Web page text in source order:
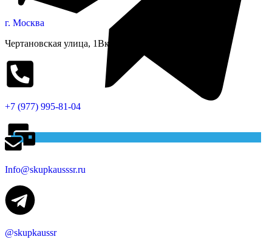
г. Москва
Чертановская улица, 1Вк1
+7 (977) 995-81-04
Info@skupkausssr.ru
@skupkaussr